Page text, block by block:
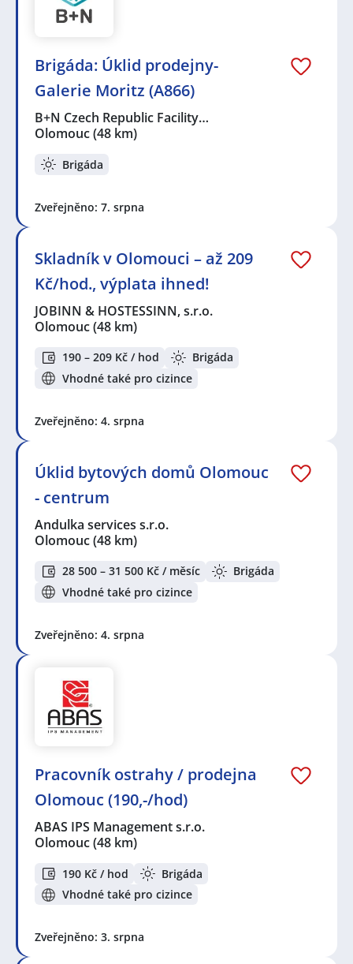
Brigáda: Úklid prodejny-
Galerie Moritz (A866)
B+N Czech Republic Facility…
Olomouc(48 km)
Brigáda
Zveřejněno: 7. srpna
Skladník v Olomouci – až 209
Kč/hod., výplata ihned!
JOBINN & HOSTESSINN, s.r.o.
Olomouc(48 km)
190 – 209 Kč / hod
Brigáda
Vhodné také pro cizince
Zveřejněno: 4. srpna
Úklid bytových domů Olomouc
- centrum
Andulka services s.r.o.
Olomouc(48 km)
28 500 – 31 500 Kč / měsíc
Brigáda
Vhodné také pro cizince
Zveřejněno: 4. srpna
Pracovník ostrahy / prodejna
Olomouc (190,-/hod)
ABAS IPS Management s.r.o.
Olomouc(48 km)
190 Kč / hod
Brigáda
Vhodné také pro cizince
Zveřejněno: 3. srpna